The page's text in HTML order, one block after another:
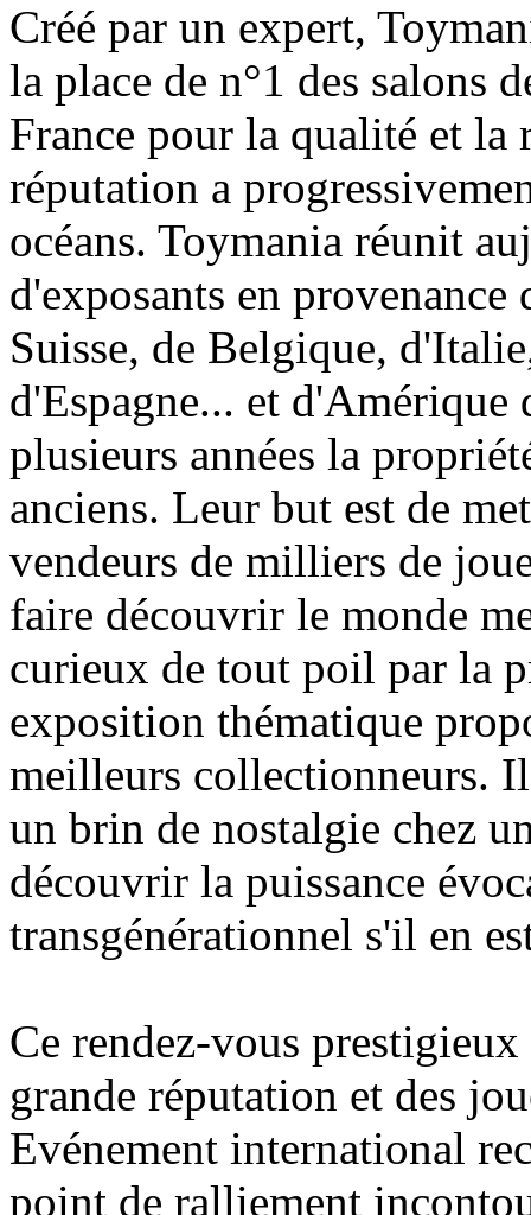
Créé par un expert,
la place de n°1 des salons
France pour la qualité et la
réputation a
océans. Toymania réunit
d'exposants en
Suisse, de Belgique,
d'Espagne... et
plusieurs années la
anciens. Leur but est de
vendeurs de milliers de
faire découvrir le monde
curieux de tout poil par la
exposition thématique
meilleurs collectionneurs.
un brin de nostalgie chez
découvrir la puissance
transgénérationnel s'il en
Ce rendez-vous
grande réputation et des
Evénement international
point de ralliement